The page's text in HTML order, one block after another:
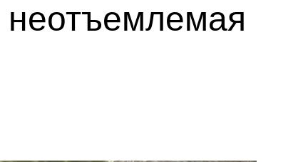
неотъемлемая